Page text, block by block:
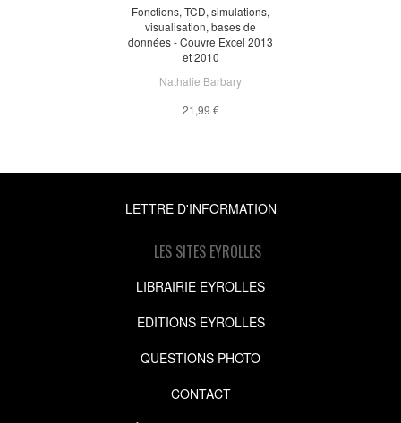
Fonctions, TCD, simulations,
visualisation, bases de
données - Couvre Excel 2013
et 2010
Nathalie Barbary
21,99 €
LETTRE D'INFORMATION
LES SITES EYROLLES
LIBRAIRIE EYROLLES
EDITIONS EYROLLES
QUESTIONS PHOTO
CONTACT